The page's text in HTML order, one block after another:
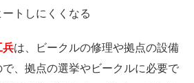
トしにくくなる
兵は、ビークルの修理や拠点の設備
、拠点の選挙やビークルに必要で